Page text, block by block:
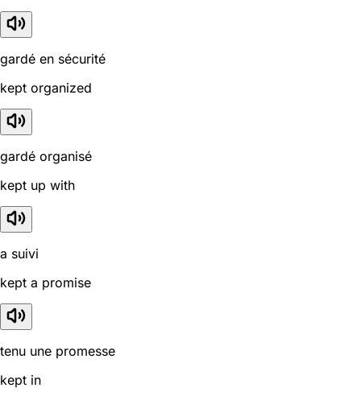
gardé en sécurité
kept organized
gardé organisé
kept up with
a suivi
kept a promise
tenu une promesse
kept in